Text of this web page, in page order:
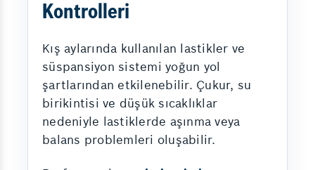
Kontrolleri
Kış aylarında kullanılan lastikler ve
süspansiyon sistemi yoğun yol
şartlarından etkilenebilir. Çukur, su
birikintisi ve düşük sıcaklıklar
nedeniyle lastiklerde aşınma veya
balans problemleri oluşabilir.